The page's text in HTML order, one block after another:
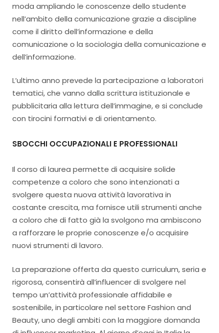
moda ampliando le conoscenze dello studente
nell’ambito della comunicazione grazie a discipline
come il diritto dell’informazione e della
comunicazione o la sociologia della comunicazione e
dell’informazione.
L’ultimo anno prevede la partecipazione a laboratori
tematici, che vanno dalla scrittura istituzionale e
pubblicitaria alla lettura dell’immagine, e si conclude
con tirocini formativi e di orientamento.
SBOCCHI OCCUPAZIONALI E PROFESSIONALI
Il corso di laurea permette di acquisire solide
competenze a coloro che sono intenzionati a
svolgere questa nuova attività lavorativa in
costante crescita, ma fornisce utili strumenti anche
a coloro che di fatto già la svolgono ma ambiscono
a rafforzare le proprie conoscenze e/o acquisire
nuovi strumenti di lavoro.
La preparazione offerta da questo curriculum, seria e
rigorosa, consentirà all’influencer di svolgere nel
tempo un’attività professionale affidabile e
sostenibile, in particolare nel settore Fashion and
Beauty, uno degli ambiti con la maggiore domanda